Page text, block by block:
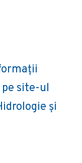
site-ul
și